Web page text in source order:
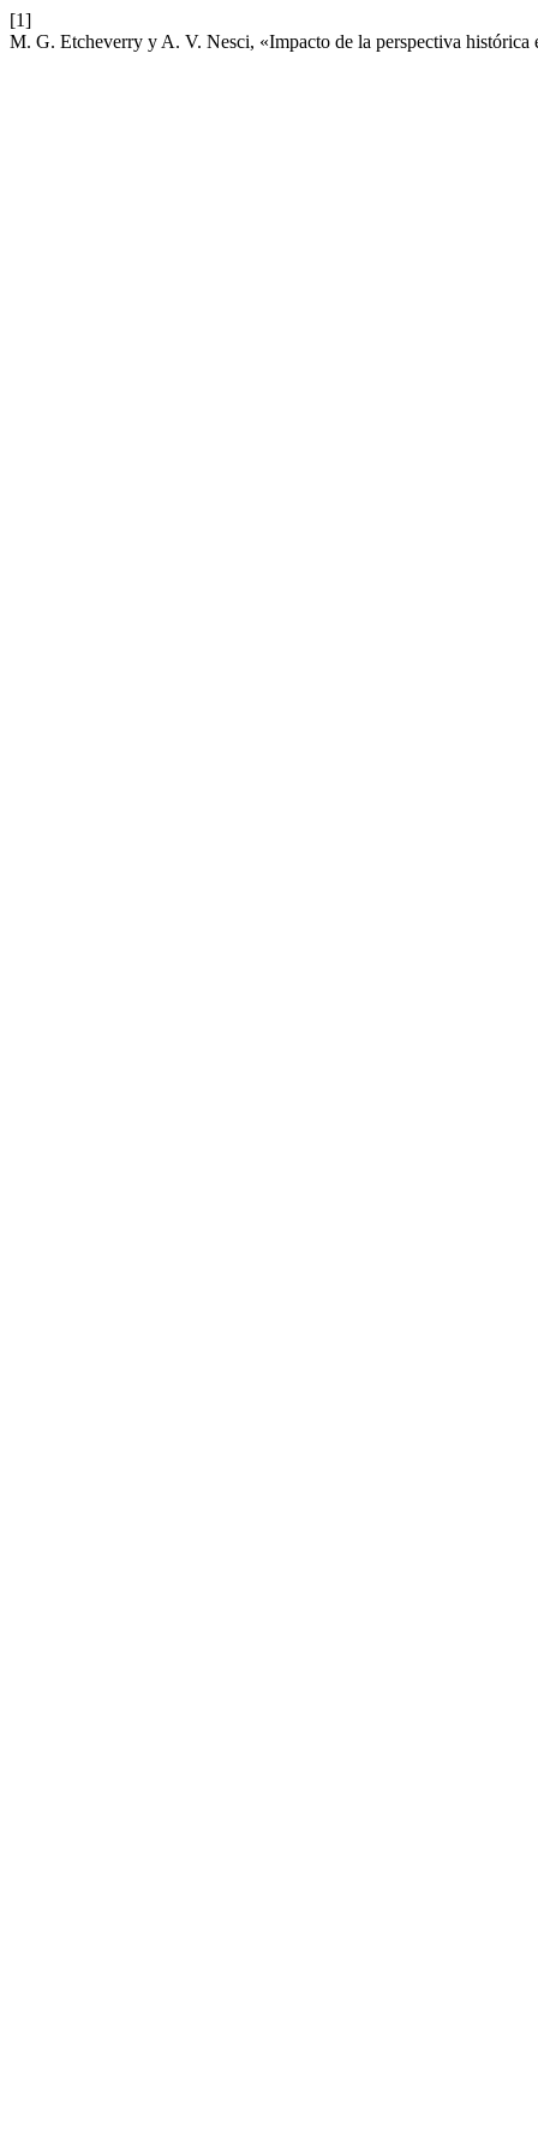
[1]
M. G. Etcheverry y A. V. Nesci, «Impacto de la perspectiva